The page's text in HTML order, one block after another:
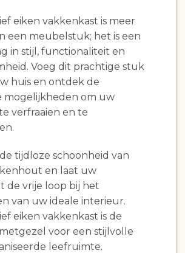
eiken vakkenkast is meer
een meubelstuk; het is een
in stijl, functionaliteit en
Voeg dit prachtige stuk
huis en ontdek de
mogelijkheden om uw
verfraaien en te
de tijdloze schoonheid van
en laat uw
de vrije loop bij het
van uw ideale interieur.
eiken vakkenkast is de
voor een stijlvolle
leefruimte.